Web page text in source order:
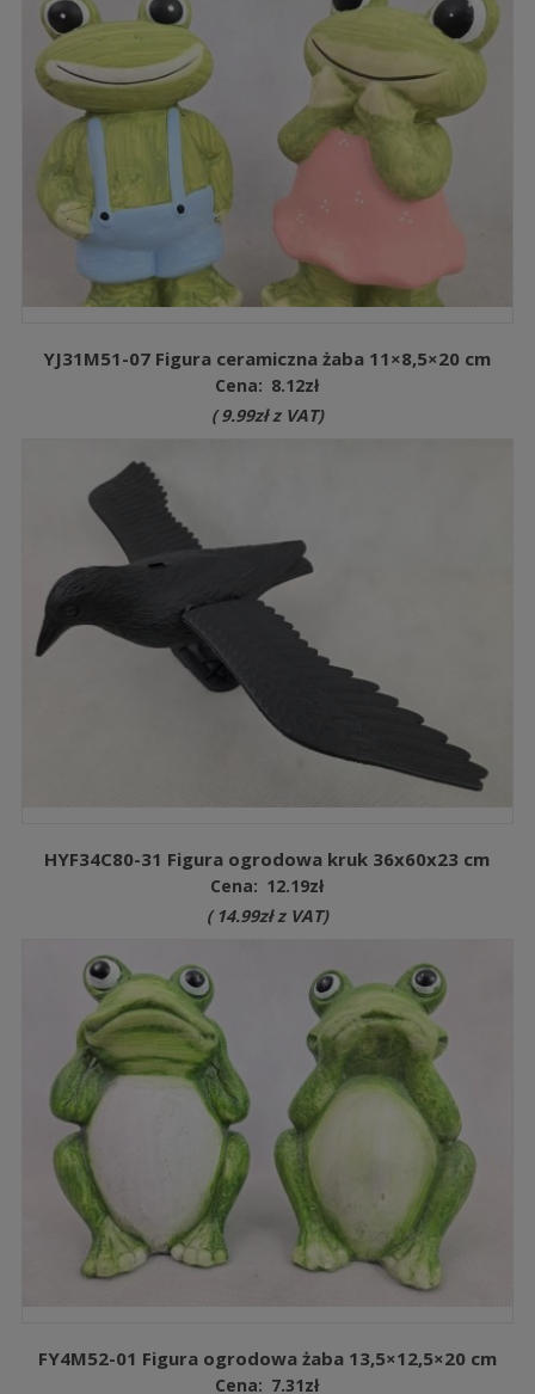
YJ31M51-07 Figura ceramiczna żaba 11×8,5×20 cm
Cena: 8.12zł
( 9.99złz VAT)
HYF34C80-31 Figura ogrodowa kruk 36x60x23 cm
Cena: 12.19zł
( 14.99złz VAT)
FY4M52-01 Figura ogrodowa żaba 13,5×12,5×20 cm
Cena: 7.31zł